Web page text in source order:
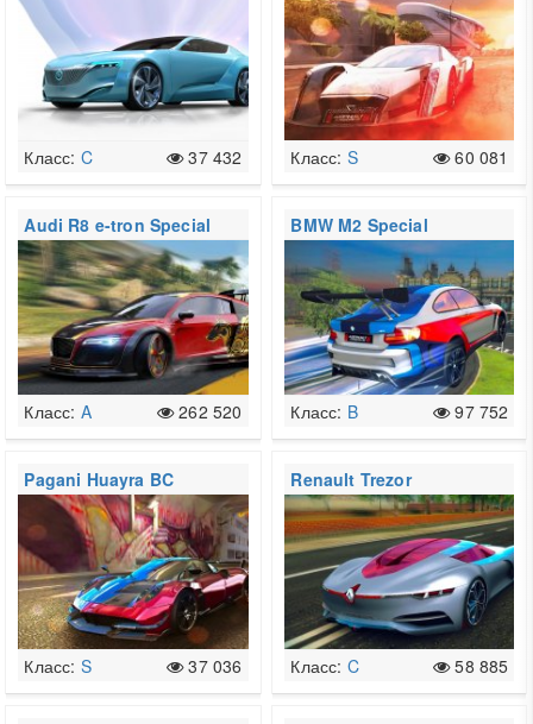
Класс: C 37 432 Класс: S 60 081
Audi R8 e-tron Special
Edition
Класс: A 262 520
BMW M2 Special
Edition
Класс: B 97 752
Pagani Huayra BC
Класс: S 37 036
Renault Trezor
Класс: C 58 885